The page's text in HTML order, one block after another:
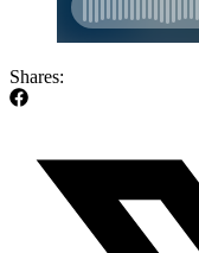
Shares: